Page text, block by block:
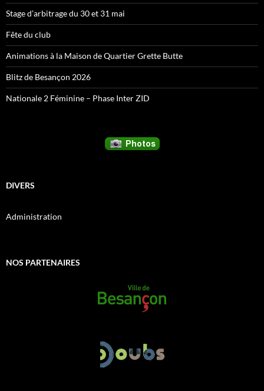
Stage d’arbitrage du 30 et 31 mai
Fête du club
Animations à la Maison de Quartier Grette Butte
Blitz de Besançon 2026
Nationale 2 Féminine – Phase Inter ZID
DIVERS
Administration
NOS PARTENAIRES